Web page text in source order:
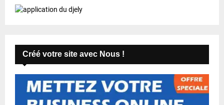
Créé votre site avec Nous !